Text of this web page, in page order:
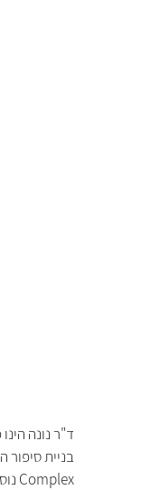
ד"ר נונה
Complex נוסחה שמאפשרת לנו לרתום עבורך את כח החיים מים המוות.